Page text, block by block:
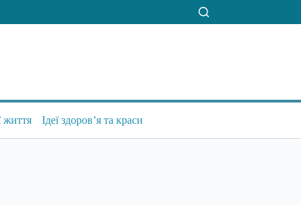
життя Ідеї здоров’я та краси